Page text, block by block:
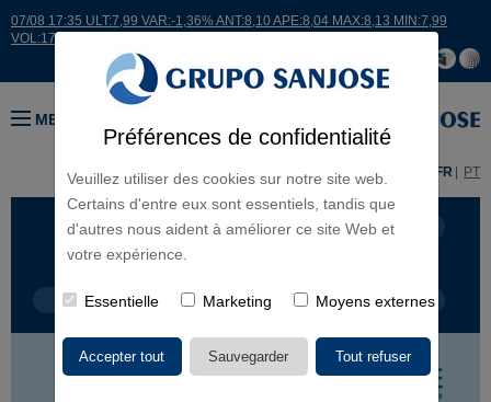
Préférences de confidentialité
Veuillez utiliser des cookies sur notre site web.
Certains d'entre eux sont essentiels, tandis que
d'autres nous aident à améliorer ce site Web et
votre expérience.
Essentielle Marketing Moyens externes
07/08 17:35 ULT:7,99 VAR:-1,36% ANT:8,10 APE:8,04 MAX:8,13 MIN:7,99
VOL:17664
MENU
ES FR PT
LIGNES D'ACTIVITÉ CONTINENTS
TYPE DE PROJET NOM DU PROJET